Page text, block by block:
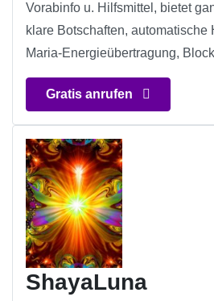
Vorabinfo u. Hilfsmittel, bietet
klare Botschaften, automatische
Maria-Energieübertragung,
Gratis anrufen
ShayaLuna